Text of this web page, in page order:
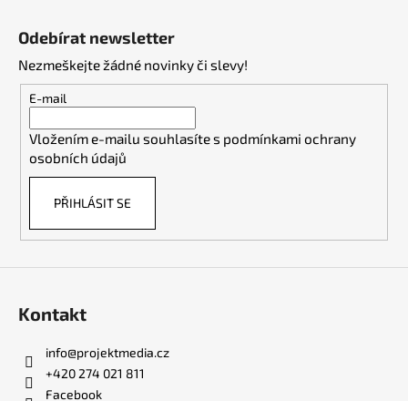
Odebírat newsletter
Nezmeškejte žádné novinky či slevy!
E-mail
Vložením e-mailu souhlasíte s podmínkami ochrany
osobních údajů
PŘIHLÁSIT SE
Kontakt
info@projektmedia.cz
+420 274 021 811
Facebook